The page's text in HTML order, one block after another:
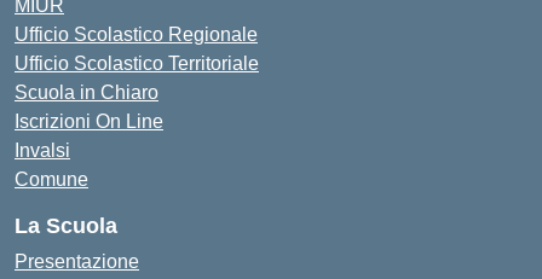
MIUR
Ufficio Scolastico Regionale
Ufficio Scolastico Territoriale
Scuola in Chiaro
Iscrizioni On Line
Invalsi
Comune
La Scuola
Presentazione